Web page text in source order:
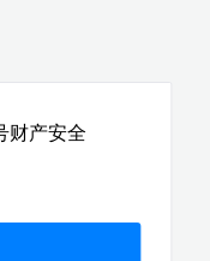
财产安全